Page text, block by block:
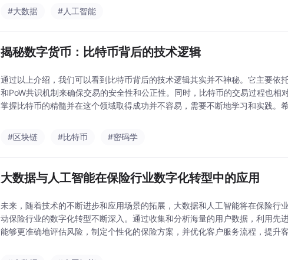
人工智能则通过先进的算法
#大数据 #人工智能
揭秘数字货币：比特币背后的技术逻辑
通过以上介绍，我们可以看到比特币背后的技术逻辑其实并不神秘。它主要依
和PoW共识机制来确保交易的安全性和公正性。同时，比特币的交易过程也相
掌握比特币的精髓并在这个领域取得成功并不容易，需要不断地学习和实践。
#区块链
#比特币 #密码学
大数据与人工智能在保险行业数字化转型中的应用
未来，随着技术的不断进步和应用场景的拓展，大数据和人工智能将在保险行
动保险行业的数字化转型不断深入。通过收集和分析海量的用户数据，利用先
能够更准确地评估风险，制定个性化的保险方案，并优化客户服务流程，提升
人工智能则通过先进的算法